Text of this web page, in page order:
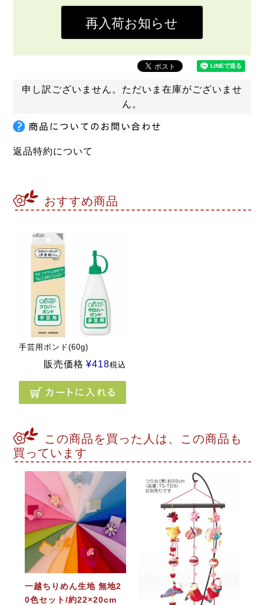
再入荷お知らせ
申し訳ございません。ただいま在庫がございませ
ん。
返品特約について
おすすめ商品
手芸用ボンド(60g)
販売価格 ¥418税込
この商品を買った人は、この商品も
買っています
一越ちりめん生地 無地2
0色セット/約22×20cm